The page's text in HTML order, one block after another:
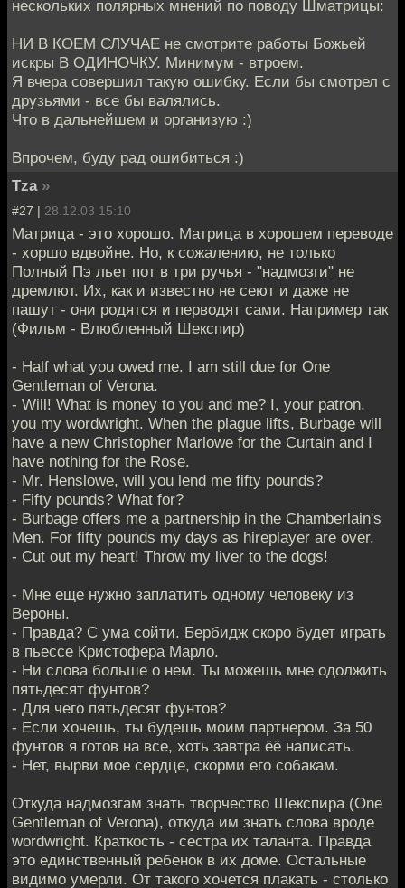
нескольких полярных мнений по поводу Шматрицы:
НИ В КОЕМ СЛУЧАЕ не смотрите работы Божьей
искры В ОДИНОЧКУ. Минимум - втроем.
Я вчера совершил такую ошибку. Если бы смотрел с
друзьями - все бы валялись.
Что в дальнейшем и организую :)
Впрочем, буду рад ошибиться :)
Tza »
#27 | 28.12.03 15:10
Матрица - это хорошо. Матрица в хорошем переводе
- хоршо вдвойне. Но, к сожалению, не только
Полный Пэ льет пот в три ручья - "надмозги" не
дремлют. Их, как и известно не сеют и даже не
пашут - они родятся и перводят сами. Например так
(Фильм - Влюбленный Шекспир)
- Half what you owed me. I am still due for One
Gentleman of Verona.
- Will! What is money to you and me? I, your patron,
you my wordwright. When the plague lifts, Burbage will
have a new Christopher Marlowe for the Curtain and I
have nothing for the Rose.
- Mr. Henslowe, will you lend me fifty pounds?
- Fifty pounds? What for?
- Burbage offers me a partnership in the Chamberlain's
Men. For fifty pounds my days as hireplayer are over.
- Cut out my heart! Throw my liver to the dogs!
- Мне еще нужно заплатить одному человеку из
Вероны.
- Правда? С ума сойти. Бербидж скоро будет играть
в пьессе Кристофера Марло.
- Ни слова больше о нем. Ты можешь мне одолжить
пятьдесят фунтов?
- Для чего пятьдесят фунтов?
- Если хочешь, ты будешь моим партнером. За 50
фунтов я готов на все, хоть завтра ёё написать.
- Нет, вырви мое сердце, скорми его собакам.
Откуда надмозгам знать творчество Шекспира (One
Gentleman of Verona), откуда им знать слова вроде
wordwright. Краткость - сестра их таланта. Правда
это единственный ребенок в их доме. Остальные
видимо умерли. От такого хочется плакать - столько